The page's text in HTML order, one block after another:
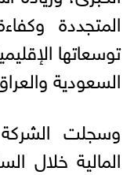
المتجددة
توسعاتها
السعودية
وسجلت
المالية خلال